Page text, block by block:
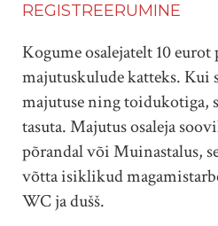
REGISTREERUMINE
Kogume osalejatelt 10
majutuskulude katteks. Kui
majutuse ning toidukotiga,
tasuta. Majutus osaleja
põrandal või Muinastalus,
võtta isiklikud
WC ja dušš.